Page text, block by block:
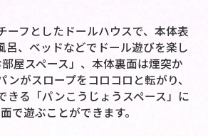
ーフとしたドールハウスで、本体表
呂、ベッドなどでドール遊びを楽し
屋スペース」、本体裏面は煙突か
ンがスロープをコロコロと転がり、
きる「パンこうじょうスペース」に
で遊ぶことができます。